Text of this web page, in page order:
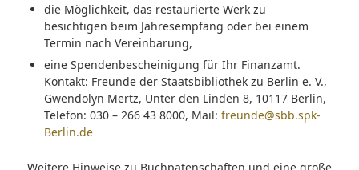
die Möglichkeit, das restaurierte Werk zu
besichtigen beim Jahresempfang oder bei einem
Termin nach Vereinbarung,
eine Spendenbescheinigung für Ihr Finanzamt.
Kontakt: Freunde der Staatsbibliothek zu Berlin e. V.,
Gwendolyn Mertz, Unter den Linden 8, 10117 Berlin,
Telefon: 030 – 266 43 8000, Mail: freunde@sbb.spk-
Berlin.de
Weitere Hinweise zu Buchpatenschaften und eine große